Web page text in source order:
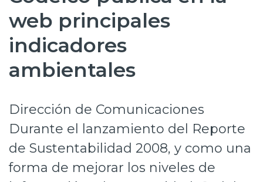
Proyectos
Sustentabilidad
Innovación
Prensa
Trabaja en Codelco
Transparencia activa
web principales
indicadores
ambientales
Dirección de Comunicaciones
Durante el lanzamiento del Reporte
de Sustentabilidad 2008, y como una
forma de mejorar los niveles de